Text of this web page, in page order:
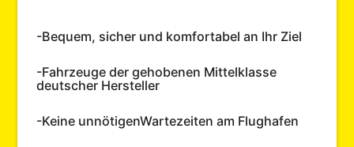
-Bequem, sicher und komfortabel an Ihr Ziel
-Fahrzeuge der gehobenen Mittelklasse
deutscher Hersteller
-Keine unnötigenWartezeiten am Flughafen